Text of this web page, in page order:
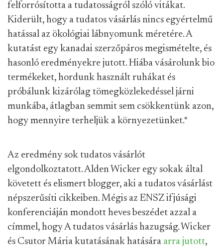
felforrósította a tudatosságról szóló vitákat.
Kiderült, hogy a tudatos vásárlás nincs egyértelmű
hatással az ökológiai lábnyomunk méretére. A
kutatást egy kanadai szerzőpáros megismételte, és
hasonló eredményekre jutott. Hiába vásárolunk bio
termékeket, hordunk használt ruhákat és
próbálunk kizárólag tömegközlekedéssel járni
munkába, átlagban semmit sem csökkentünk azon,
hogy mennyire terheljük a környezetünket.*
Az eredmény sok tudatos vásárlót
elgondolkoztatott. Alden Wicker egy sokak által
követett és elismert blogger, aki a tudatos vásárlást
népszerűsíti cikkeiben. Mégis az ENSZ ifjúsági
konferenciáján mondott heves beszédet azzal a
címmel, hogy A tudatos vásárlás hazugság. Wicker
és Csutor Mária kutatásának hatására arra jutott,